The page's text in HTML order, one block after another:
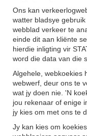
Ons kan
watter bladsye
webblad verkeer te
einde dit aan kliënte
hierdie inligting vir
word die data van die
Algehele, webkoekies
webwerf, deur ons te
wat jy doen nie. 'N
jou rekenaar of enige
jy kies om met ons te
Jy kan kies om